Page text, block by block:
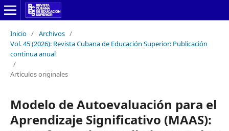
Inicio / Archivos /
Vol. 45 (2026): Revista Cubana de Educación Superior: Publicación
continua anual
/
Artículos originales
Modelo de Autoevaluación para el
Aprendizaje Significativo (MAAS):